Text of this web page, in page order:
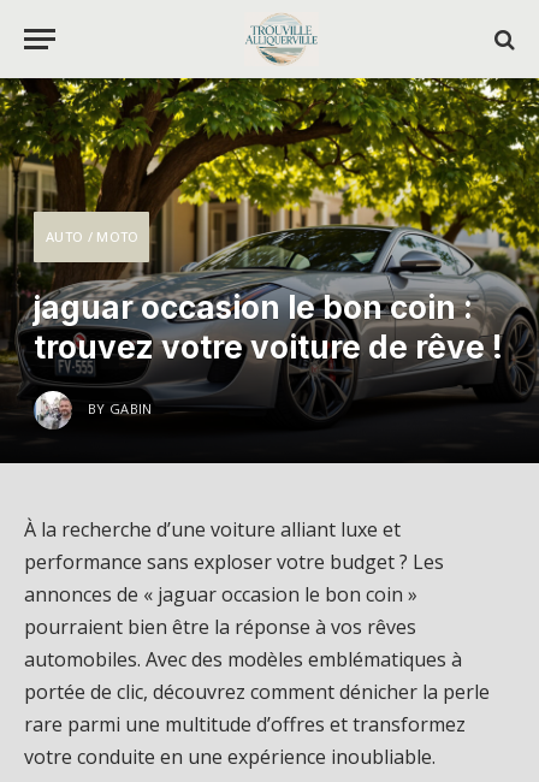
AUTO / MOTO
jaguar occasion le bon coin :
trouvez votre voiture de rêve !
BY GABIN
À la recherche d’une voiture alliant luxe et
performance sans exploser votre budget ? Les
annonces de « jaguar occasion le bon coin »
pourraient bien être la réponse à vos rêves
automobiles. Avec des modèles emblématiques à
portée de clic, découvrez comment dénicher la perle
rare parmi une multitude d’offres et transformez
votre conduite en une expérience inoubliable.